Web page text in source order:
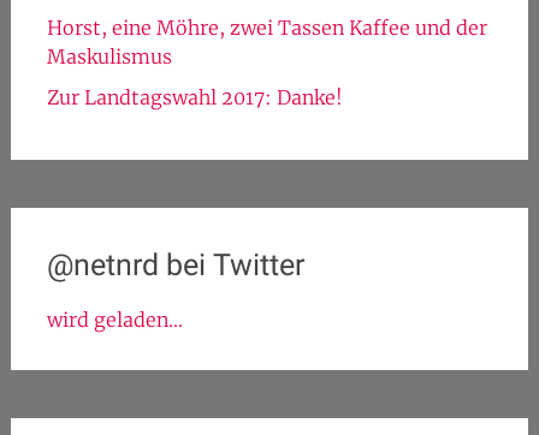
Horst, eine Möhre, zwei Tassen Kaffee und der
Maskulismus
Zur Landtagswahl 2017: Danke!
@netnrd bei Twitter
wird geladen...